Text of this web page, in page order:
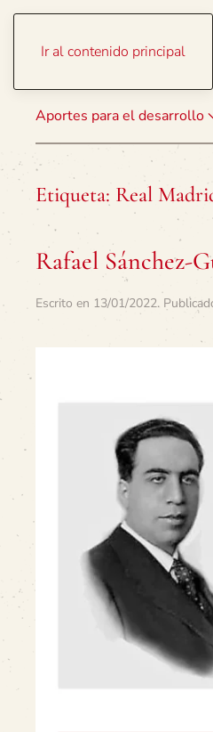
Ir al contenido principal
Aportes para el desarrollo
Etiqueta: Real
Rafael Sánchez-
Escrito en 13/01/2022.